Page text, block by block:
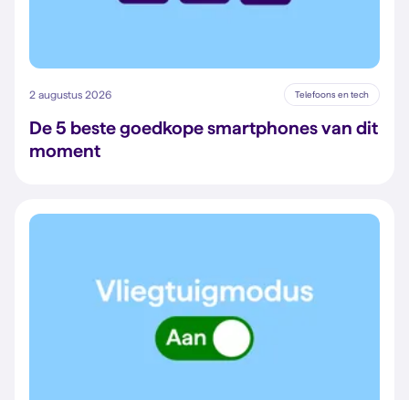
2 augustus 2026 Telefoons en tech
De 5 beste goedkope smartphones van dit
moment